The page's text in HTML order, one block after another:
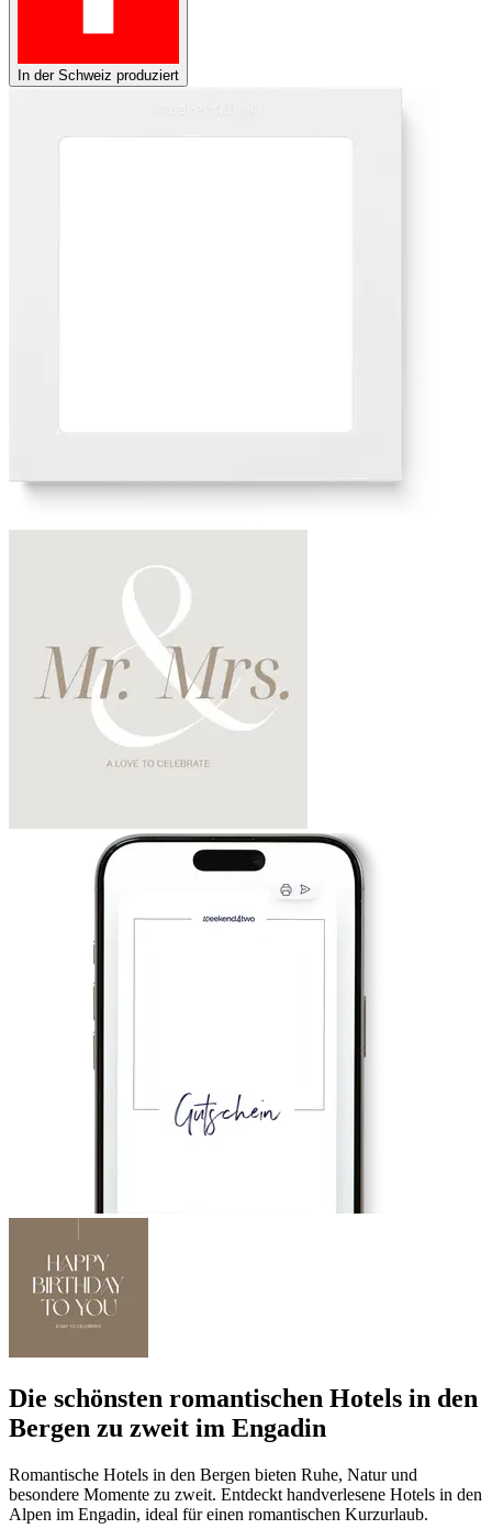
In der Schweiz produziert
Die schönsten romantischen Hotels in den
Bergen zu zweit im Engadin
Romantische Hotels in den Bergen bieten Ruhe, Natur und
besondere Momente zu zweit. Entdeckt handverlesene Hotels in den
Alpen im Engadin, ideal für einen romantischen Kurzurlaub.